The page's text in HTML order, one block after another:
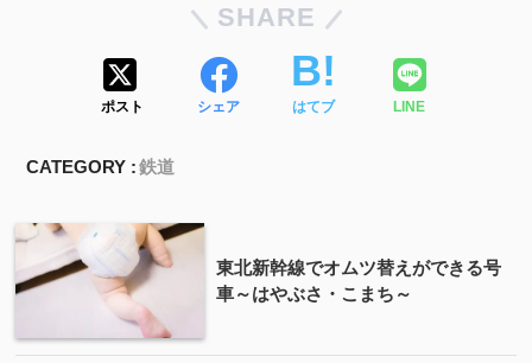
SHARE
ポスト シェア はてブ LINE
CATEGORY :鉄道
東北新幹線でオムツ替えができる号
車～はやぶさ・こまち～